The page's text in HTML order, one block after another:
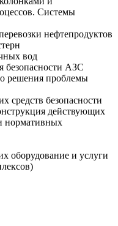
Системы
нефтепродуктов
вод
безопасности АЗС
решения проблемы
средств безопасности
действующих
нормативных
оборудование и услуги